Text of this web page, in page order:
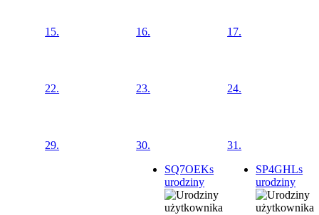
15. 16. 17.
22. 23. 24.
29.
30.
SQ7OEKs
urodziny
31.
SP4GHLs
urodziny